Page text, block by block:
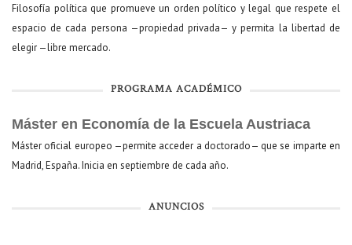
Filosofía política que promueve un orden político y legal que respete el
espacio de cada persona —propiedad privada— y permita la libertad de
elegir —libre mercado.
PROGRAMA ACADÉMICO
Máster en Economía de la Escuela Austriaca
Máster oficial europeo —permite acceder a doctorado— que se imparte en
Madrid, España. Inicia en septiembre de cada año.
ANUNCIOS